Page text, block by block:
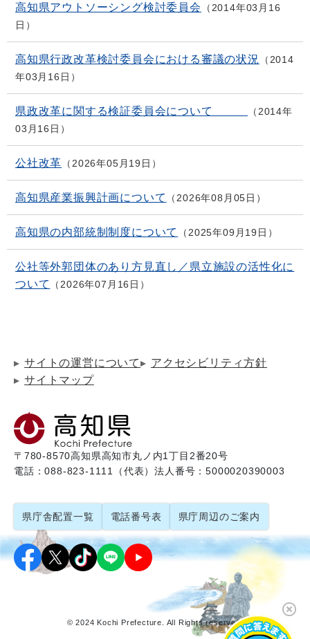
高知県アウトソーシング検討委員会
2014年03月16
日
高知県行政改革検討委員会における審議の状況
2014
年03月16日
県政改革に関する検証委員会について
2014年
03月16日
公社改革 2026年05月19日
高知県産業振興計画について 2026年08月05日
高知県の内部統制制度について 2025年09月19日
公社等外郭団体のあり方見直し／県立施設の活性化に
ついて
2026年07月16日
サイトの運営について
アクセシビリティ方針
サイトマップ
〒780-8570高知県高知市丸ノ内1丁目2番20号
電話：088-823-1111（代表）法人番号：5000020390003
県庁舎配置一覧 電話番号表 県庁周辺のご案内
© 2024 Kochi Prefecture. All Rights reserved.